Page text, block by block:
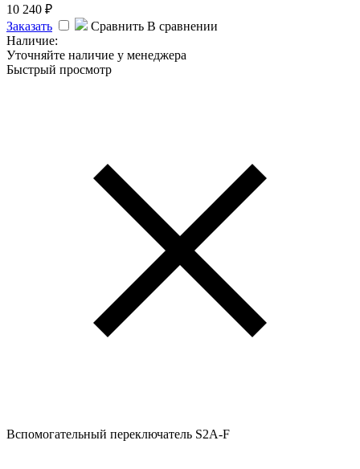
10 240 ₽
Заказать
Сравнить В сравнении
Наличие:
Уточняйте наличие у менеджера
Быстрый просмотр
Вспомогательный переключатель S2A-F